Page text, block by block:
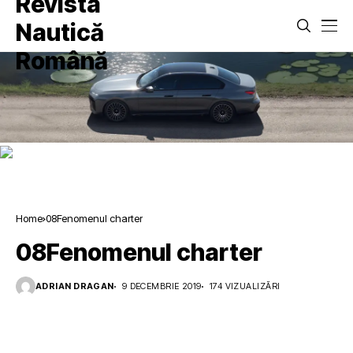
Home 08Fenomenul charter
08Fenomenul charter
ADRIAN DRAGAN 9 DECEMBRIE 2019 174 VIZUALIZĂRI